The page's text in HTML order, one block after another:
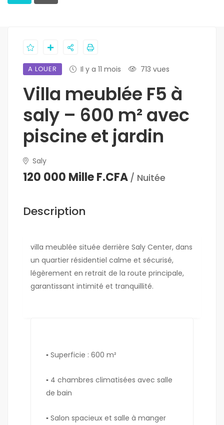
A LOUER Il y a 11 mois 713 vues
Villa meublée F5 à
saly – 600 m² avec
piscine et jardin
Saly
120 000 Mille F.CFA / Nuitée
Description
villa meublée située derrière Saly Center, dans
un quartier résidentiel calme et sécurisé,
légèrement en retrait de la route principale,
garantissant intimité et tranquillité.
▪︎ Superficie : 600 m²
▪︎ 4 chambres climatisées avec salle
de bain
▪︎ Salon spacieux et salle à manger